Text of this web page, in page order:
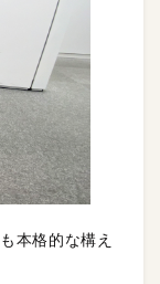
本格的な構え